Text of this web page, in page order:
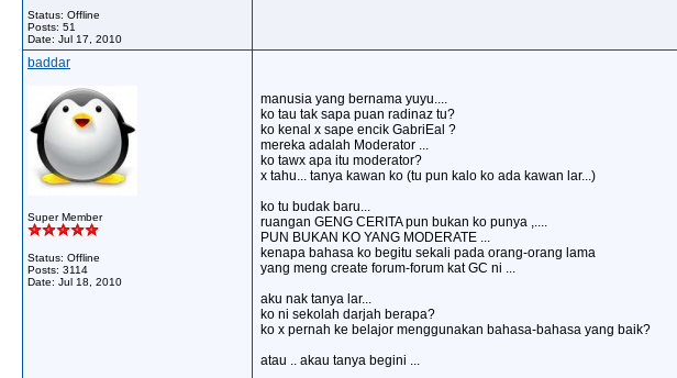
Status: Offline
Posts: 51
Date: Jul 17, 2010
baddar
Super Member
Status: Offline
Posts: 3114
Date: Jul 18, 2010
manusia yang bernama yuyu....
ko tau tak sapa puan radinaz tu?
ko kenal x sape encik GabriEal ?
mereka adalah Moderator ...
ko tawx apa itu moderator?
x tahu... tanya kawan ko (tu pun kalo ko ada kawan lar...)
ko tu budak baru...
ruangan GENG CERITA pun bukan ko punya ,....
PUN BUKAN KO YANG MODERATE ...
kenapa bahasa ko begitu sekali pada orang-orang lama
yang meng create forum-forum kat GC ni ...
aku nak tanya lar...
ko ni sekolah darjah berapa?
ko x pernah ke belajor menggunakan bahasa-bahasa yang baik?
atau .. akau tanya begini ...